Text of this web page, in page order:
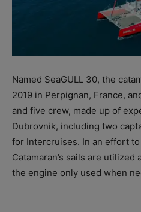
Named SeaGULL 30, the
2019 in Perpignan, France,
and five crew, made up of
Dubrovnik, including two
for Intercruises. In an effort
Catamaran’s sails are
the engine only used when